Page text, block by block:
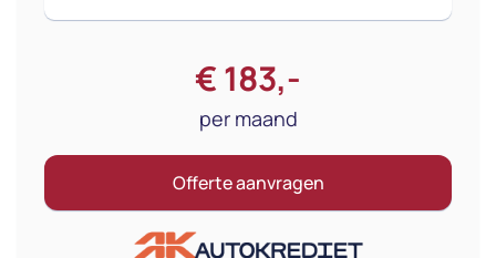
€183,-
per maand
Offerte aanvragen